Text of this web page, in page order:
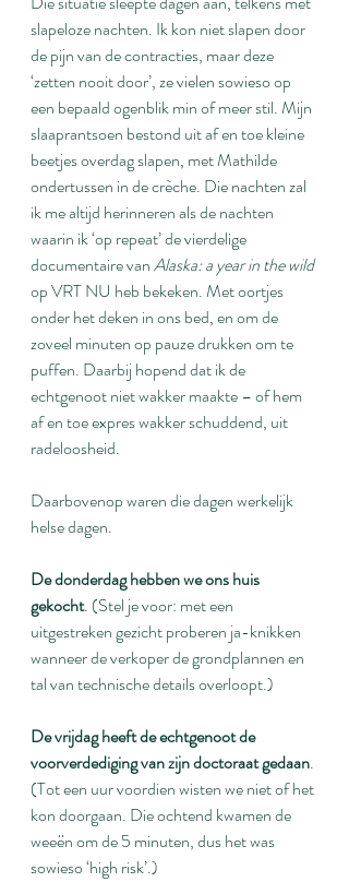
slapeloze nachten. Ik kon niet slapen door
de pijn van de contracties, maar deze
‘zetten nooit door’, ze vielen sowieso op
een bepaald ogenblik min of meer stil. Mijn
slaaprantsoen bestond uit af en toe kleine
beetjes overdag slapen, met Mathilde
ondertussen in de crèche. Die nachten zal
ik me altijd herinneren als de nachten
waarin ik ‘op repeat’ de vierdelige
documentaire van Alaska: a year in the wild
op VRT NU heb bekeken. Met oortjes
onder het deken in ons bed, en om de
zoveel minuten op pauze drukken om te
puffen. Daarbij hopend dat ik de
echtgenoot niet wakker maakte – of hem
af en toe expres wakker schuddend, uit
radeloosheid.
Daarbovenop waren die dagen werkelijk
helse dagen.
De donderdag hebben we ons huis
gekocht. (Stel je voor: met een
uitgestreken gezicht proberen ja-knikken
wanneer de verkoper de grondplannen en
tal van technische details overloopt.)
De vrijdag heeft de echtgenoot de
voorverdediging van zijn doctoraat gedaan.
(Tot een uur voordien wisten we niet of het
kon doorgaan. Die ochtend kwamen de
weeën om de 5 minuten, dus het was
sowieso ‘high risk’.)